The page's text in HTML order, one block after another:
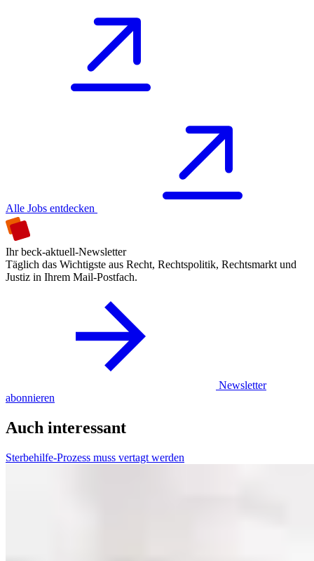
Alle Jobs entdecken
Ihr beck-aktuell-Newsletter
Täglich das Wichtigste aus Recht, Rechtspolitik, Rechtsmarkt und
Justiz in Ihrem Mail-Postfach.
Newsletter
abonnieren
Auch interessant
Sterbehilfe-Prozess muss vertagt werden